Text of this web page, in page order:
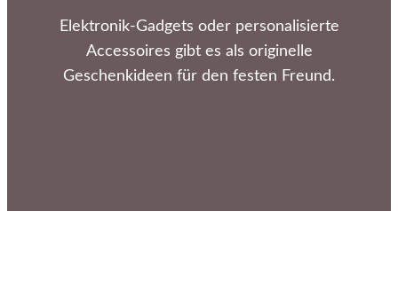
Elektronik-Gadgets oder personalisierte
Accessoires gibt es als originelle
Geschenkideen für den festen Freund.